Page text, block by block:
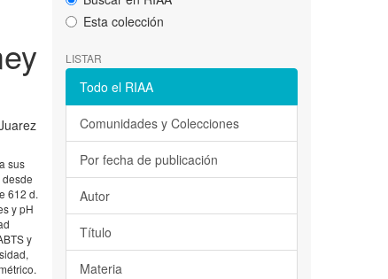
sus
612 d.
y pH
y
Esta colección
LISTAR
Todo el RIAA
Comunidades y Colecciones
Por fecha de publicación
Autor
Título
Materia